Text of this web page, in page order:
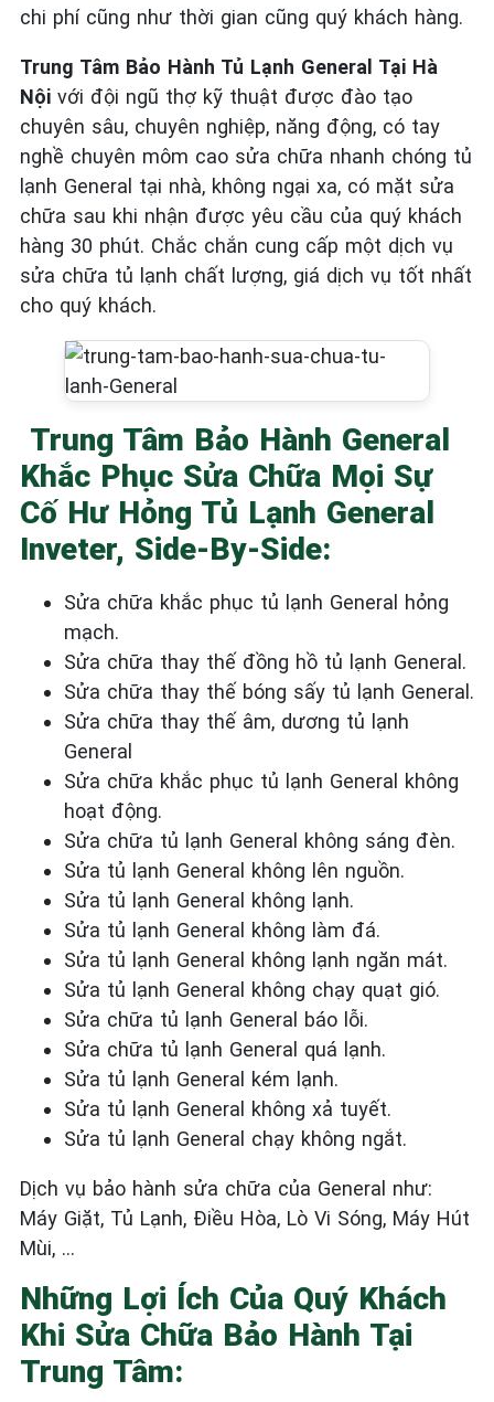
chi phí cũng như thời gian cũng quý khách hàng.
Trung Tâm Bảo Hành Tủ Lạnh General Tại Hà
Nội với đội ngũ thợ kỹ thuật được đào tạo
chuyên sâu, chuyên nghiệp, năng động, có tay
nghề chuyên môm cao sửa chữa nhanh chóng tủ
lạnh General tại nhà, không ngại xa, có mặt sửa
chữa sau khi nhận được yêu cầu của quý khách
hàng 30 phút. Chắc chắn cung cấp một dịch vụ
sửa chữa tủ lạnh chất lượng, giá dịch vụ tốt nhất
cho quý khách.
Trung Tâm Bảo Hành General
Khắc Phục Sửa Chữa Mọi Sự
Cố Hư Hỏng Tủ Lạnh General
Inveter, Side-By-Side:
Sửa chữa khắc phục tủ lạnh General
hỏng
mạch.
Sửa chữa thay thế đồng hồ tủ lạnh General.
Sửa chữa thay thế bóng sấy tủ lạnh General.
Sửa chữa thay thế âm, dương tủ lạnh
General
Sửa chữa khắc phục tủ lạnh General
không
hoạt động.
Sửa chữa tủ lạnh General
không sáng đèn.
Sửa tủ lạnh General
không lên nguồn.
Sửa tủ lạnh General
không lạnh.
Sửa tủ lạnh General
không làm đá.
Sửa tủ lạnh General
không lạnh ngăn mát.
Sửa tủ lạnh General
không chạy quạt gió.
Sửa chữa tủ lạnh General
báo lỗi.
Sửa chữa tủ lạnh General quá lạnh.
Sửa tủ lạnh General
kém lạnh.
Sửa tủ lạnh General
không xả tuyết.
Sửa tủ lạnh General chạy không ngắt.
Dịch vụ bảo hành sửa chữa của General như:
Máy Giặt, Tủ Lạnh, Điều Hòa, Lò Vi Sóng, Máy Hút
Mùi, …
Những Lợi Ích Của Quý Khách
Khi Sửa Chữa Bảo Hành Tại
Trung Tâm: